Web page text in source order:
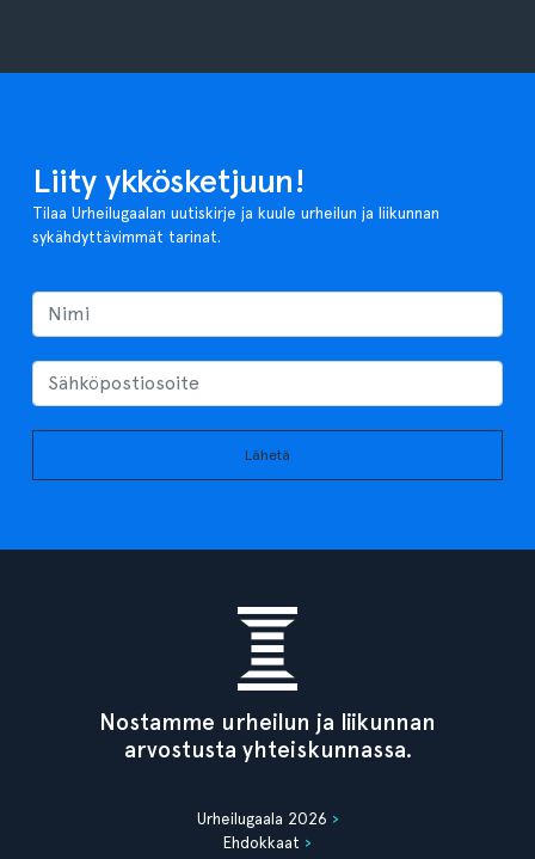
Liity ykkösketjuun!
Tilaa Urheilugaalan uutiskirje ja kuule urheilun ja liikunnan
sykähdyttävimmät tarinat.
Lähetä
Nostamme urheilun ja liikunnan
arvostusta yhteiskunnassa.
Urheilugaala 2026
Ehdokkaat